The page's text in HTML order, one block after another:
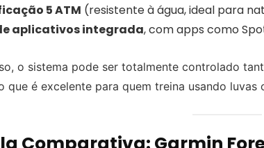
5 ATM (resistente à água, ideal para
aplicativos integrada, com apps como
o sistema pode ser totalmente controlado
que é excelente para quem treina usando